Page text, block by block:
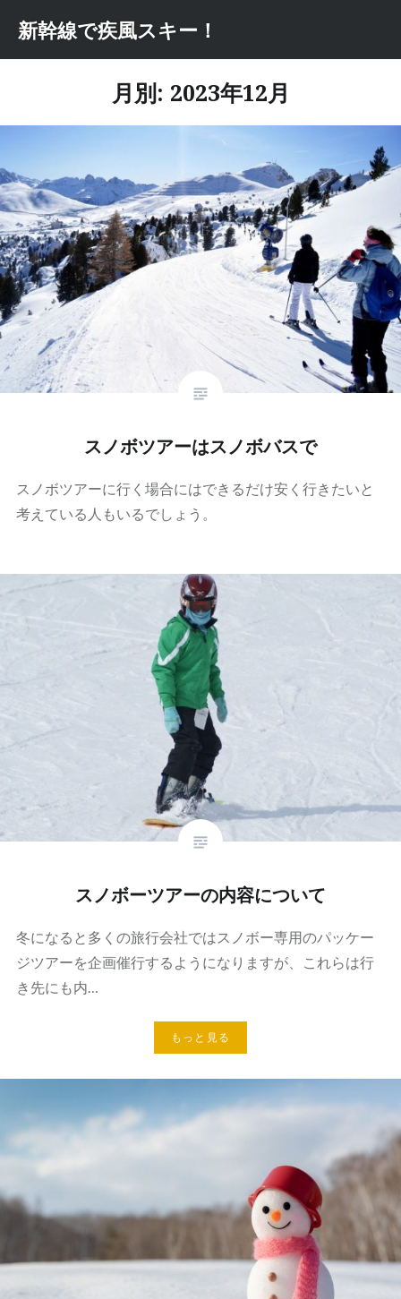
テ
へ
キ
ッ
プ
新幹線で疾風スキー！
月別: 2023年12月
スノボツアーはスノボバスで
スノボツアーに行く場合にはできるだけ安く行きたいと
考えている人もいるでしょう。
スノボーツアーの内容について
冬になると多くの旅行会社ではスノボー専用のパッケー
ジツアーを企画催行するようになりますが、これらは行
き先にも内…
もっと見る